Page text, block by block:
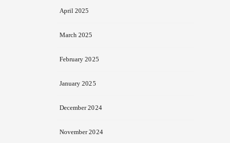
April 2025
March 2025
February 2025
January 2025
December 2024
November 2024